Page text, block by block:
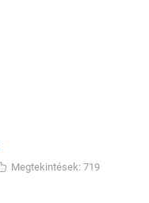
Megtekintések: 719